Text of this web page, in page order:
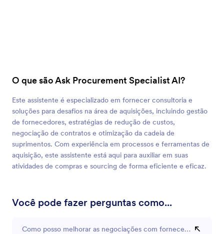
O que são Ask Procurement Specialist AI?
Este assistente é especializado em fornecer consultoria e
soluções para desafios na área de aquisições, incluindo gestão
de fornecedores, estratégias de redução de custos,
negociação de contratos e otimização da cadeia de
suprimentos. Com experiência em processos e ferramentas de
aquisição, este assistente está aqui para auxiliar em suas
atividades de compras e sourcing de forma eficiente e eficaz.
Você pode fazer perguntas como...
Como posso melhorar as negociações com fornecedores?